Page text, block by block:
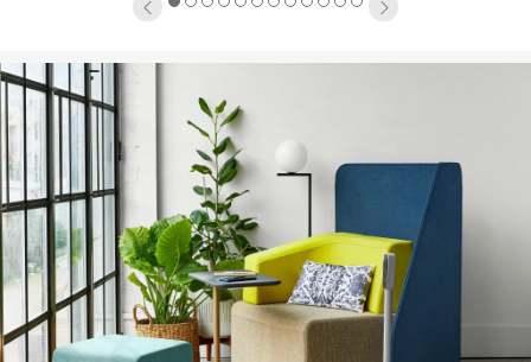
12345678910
1112